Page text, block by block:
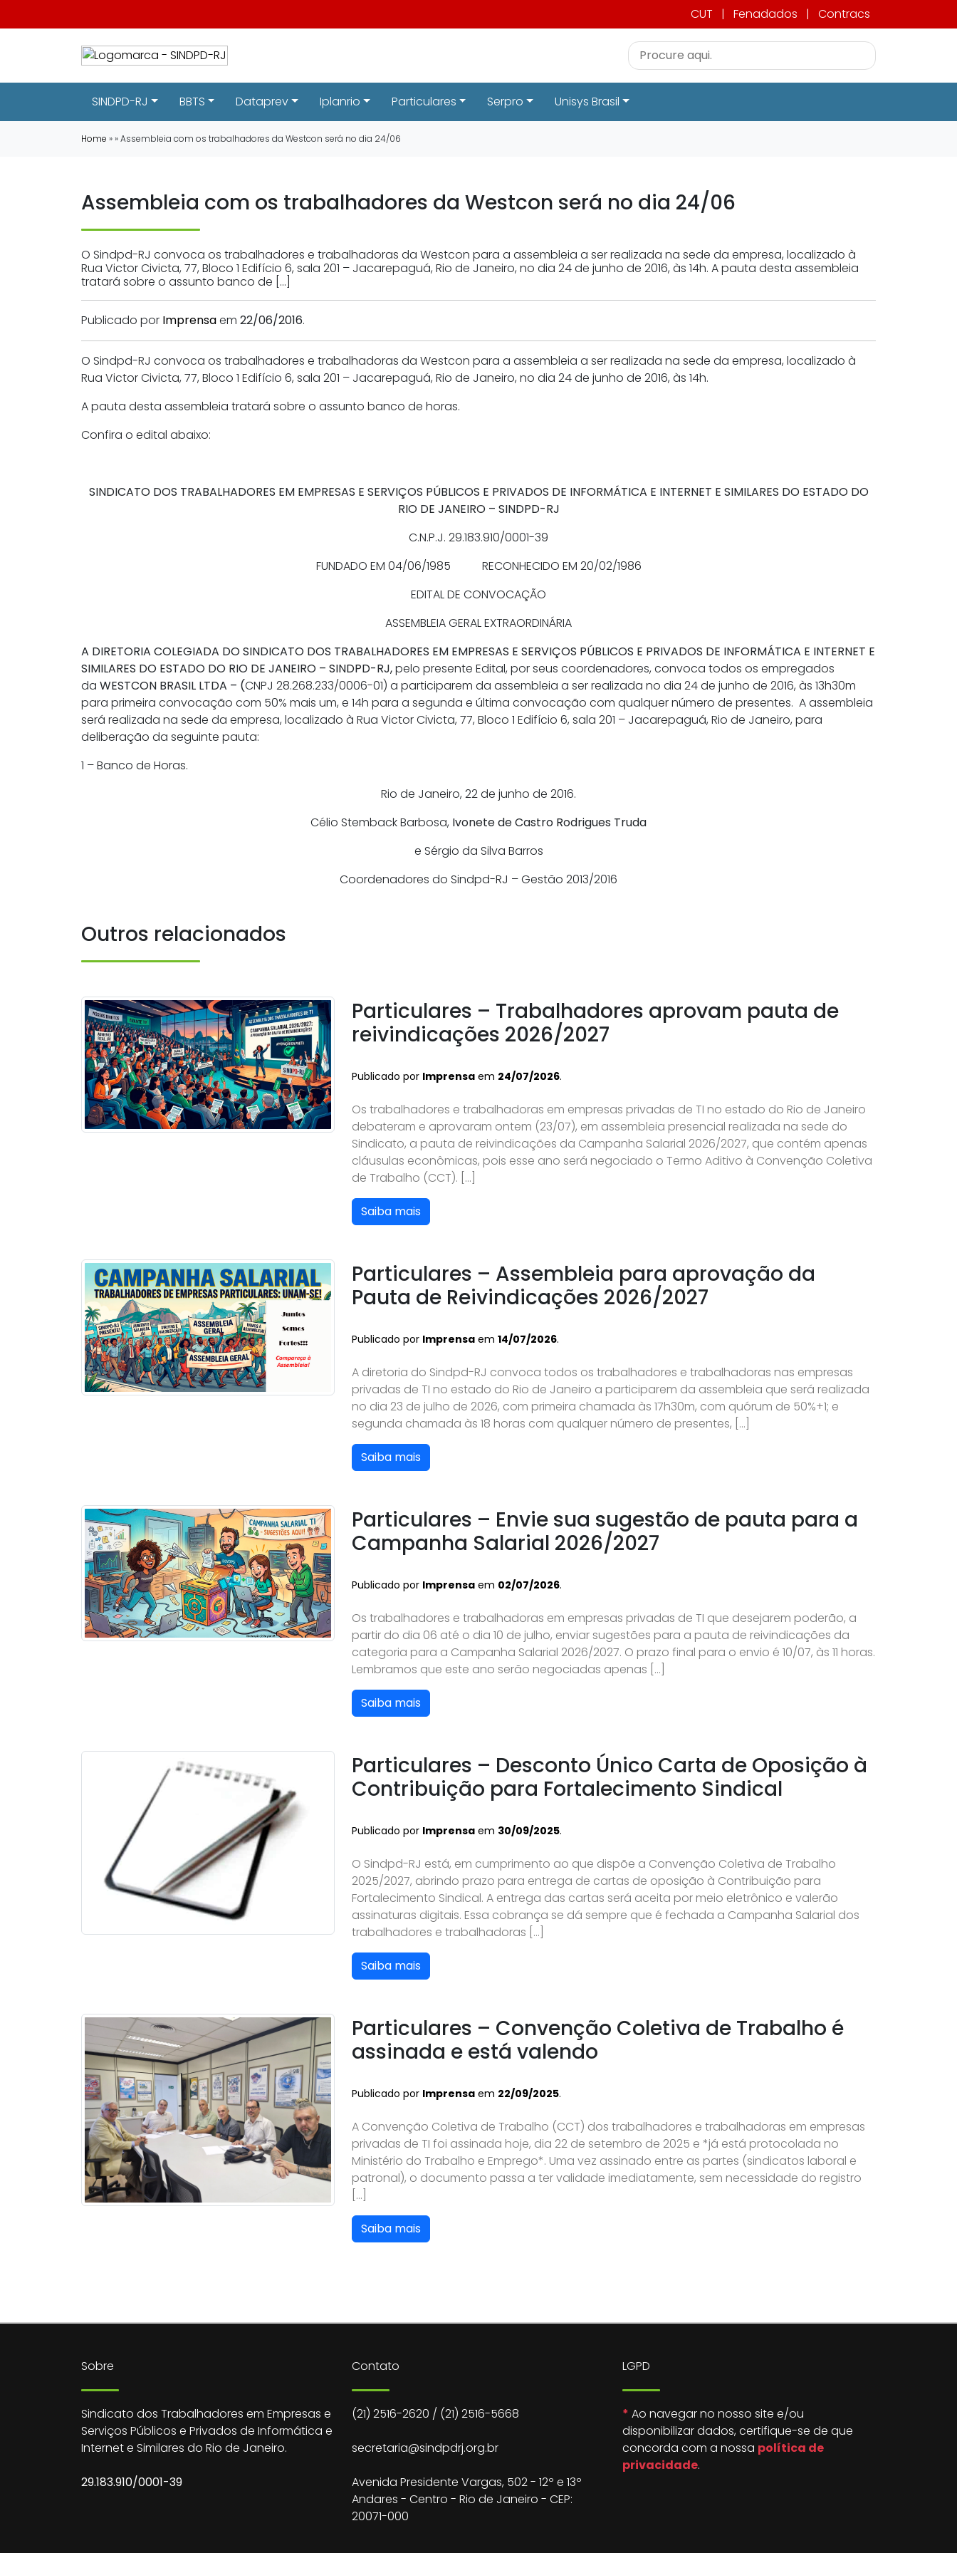
CUT | Fenadados | Contracs
SINDPD-RJ BBTS Dataprev Iplanrio Particulares Serpro Unisys Brasil
Home » » Assembleia com os trabalhadores da Westcon será no dia 24/06
Assembleia com os trabalhadores da Westcon será no dia 24/06
O Sindpd-RJ convoca os trabalhadores e trabalhadoras da Westcon para a assembleia a ser realizada na sede da empresa, localizado à
Rua Victor Civicta, 77, Bloco 1 Edifício 6, sala 201 – Jacarepaguá, Rio de Janeiro, no dia 24 de junho de 2016, às 14h. A pauta desta assembleia
tratará sobre o assunto banco de […]
Publicado por Imprensaem 22/06/2016.
O Sindpd-RJ convoca os trabalhadores e trabalhadoras da Westcon para a assembleia a ser realizada na sede da empresa, localizado à
Rua Victor Civicta, 77, Bloco 1 Edifício 6, sala 201 – Jacarepaguá, Rio de Janeiro, no dia 24 de junho de 2016, às 14h.
A pauta desta assembleia tratará sobre o assunto banco de horas.
Confira o edital abaixo:
SINDICATO DOS TRABALHADORES EM EMPRESAS E SERVIÇOS PÚBLICOS E PRIVADOS DE INFORMÁTICA E INTERNET E SIMILARES DO ESTADO DO
RIO DE JANEIRO – SINDPD-RJ
C.N.P.J. 29.183.910/0001-39
FUNDADO EM 04/06/1985 RECONHECIDO EM 20/02/1986
EDITAL DE CONVOCAÇÃO
ASSEMBLEIA GERAL EXTRAORDINÁRIA
A DIRETORIA COLEGIADA DO SINDICATO DOS TRABALHADORES EM EMPRESAS E SERVIÇOS PÚBLICOS E PRIVADOS DE INFORMÁTICA E INTERNET E
SIMILARES DO ESTADO DO RIO DE JANEIRO – SINDPD-RJ,pelo presente Edital, por seus coordenadores, convoca todos os empregados
da WESTCON BRASIL LTDA – (CNPJ 28.268.233/0006-01) a participarem da assembleia a ser realizada no dia 24 de junho de 2016, às 13h30m
para primeira convocação com 50% mais um, e 14h para a segunda e última convocação com qualquer número de presentes. A assembleia
será realizada na sede da empresa, localizado à Rua Victor Civicta, 77, Bloco 1 Edifício 6, sala 201 – Jacarepaguá, Rio de Janeiro, para
deliberação da seguinte pauta:
1 – Banco de Horas.
Rio de Janeiro, 22 de junho de 2016.
Célio Stemback Barbosa, Ivonete de Castro Rodrigues Truda
e Sérgio da Silva Barros
Coordenadores do Sindpd-RJ – Gestão 2013/2016
Outros relacionados
Particulares – Trabalhadores aprovam pauta de
reivindicações 2026/2027
Publicado por Imprensa em 24/07/2026.
Os trabalhadores e trabalhadoras em empresas privadas de TI no estado do Rio de Janeiro
debateram e aprovaram ontem (23/07), em assembleia presencial realizada na sede do
Sindicato, a pauta de reivindicações da Campanha Salarial 2026/2027, que contém apenas
cláusulas econômicas, pois esse ano será negociado o Termo Aditivo à Convenção Coletiva
de Trabalho (CCT). […]
Saiba mais
Particulares – Assembleia para aprovação da
Pauta de Reivindicações 2026/2027
Publicado por Imprensa em 14/07/2026.
A diretoria do Sindpd-RJ convoca todos os trabalhadores e trabalhadoras nas empresas
privadas de TI no estado do Rio de Janeiro a participarem da assembleia que será realizada
no dia 23 de julho de 2026, com primeira chamada às 17h30m, com quórum de 50%+1; e
segunda chamada às 18 horas com qualquer número de presentes, […]
Saiba mais
Particulares – Envie sua sugestão de pauta para a
Campanha Salarial 2026/2027
Publicado por Imprensa em 02/07/2026.
Os trabalhadores e trabalhadoras em empresas privadas de TI que desejarem poderão, a
partir do dia 06 até o dia 10 de julho, enviar sugestões para a pauta de reivindicações da
categoria para a Campanha Salarial 2026/2027. O prazo final para o envio é 10/07, às 11 horas.
Lembramos que este ano serão negociadas apenas […]
Saiba mais
Particulares – Desconto Único Carta de Oposição à
Contribuição para Fortalecimento Sindical
Publicado por Imprensa em 30/09/2025.
O Sindpd-RJ está, em cumprimento ao que dispõe a Convenção Coletiva de Trabalho
2025/2027, abrindo prazo para entrega de cartas de oposição à Contribuição para
Fortalecimento Sindical. A entrega das cartas será aceita por meio eletrônico e valerão
assinaturas digitais. Essa cobrança se dá sempre que é fechada a Campanha Salarial dos
trabalhadores e trabalhadoras […]
Saiba mais
Particulares – Convenção Coletiva de Trabalho é
assinada e está valendo
Publicado por Imprensa em 22/09/2025.
A Convenção Coletiva de Trabalho (CCT) dos trabalhadores e trabalhadoras em empresas
privadas de TI foi assinada hoje, dia 22 de setembro de 2025 e *já está protocolada no
Ministério do Trabalho e Emprego*. Uma vez assinado entre as partes (sindicatos laboral e
patronal), o documento passa a ter validade imediatamente, sem necessidade do registro
[…]
Saiba mais
Sobre
Sindicato dos Trabalhadores em Empresas e
Serviços Públicos e Privados de Informática e
Internet e Similares do Rio de Janeiro.
29.183.910/0001-39
Contato
(21) 2516-2620 / (21) 2516-5668
secretaria@sindpdrj.org.br
Avenida Presidente Vargas, 502 - 12º e 13º
Andares - Centro - Rio de Janeiro - CEP:
20071-000
LGPD
* Ao navegar no nosso site e/ou
disponibilizar dados, certifique-se de que
concorda com a nossa política de
privacidade.